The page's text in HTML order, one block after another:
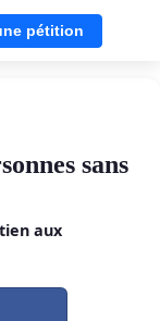
pétition
sans
aux